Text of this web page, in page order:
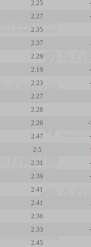
2.25
2.27
2.35
2.37
2.29
2.19
2.23
2.27
2.28
2.26
-
2.47
2.5
2.31
2.39
2.41
2.41
2.36
2.33
2.45